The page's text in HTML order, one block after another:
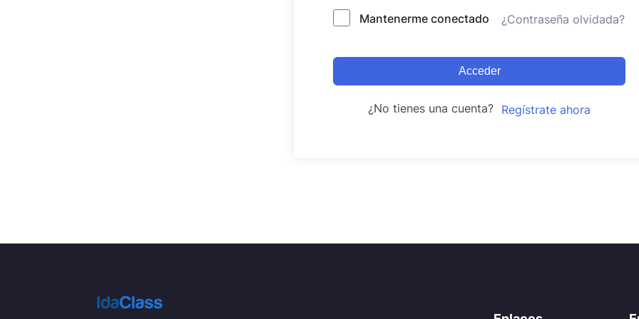
Mantenerme conectado ¿Contraseña olvidada?
Acceder
¿No tienes una cuenta? Regístrate ahora